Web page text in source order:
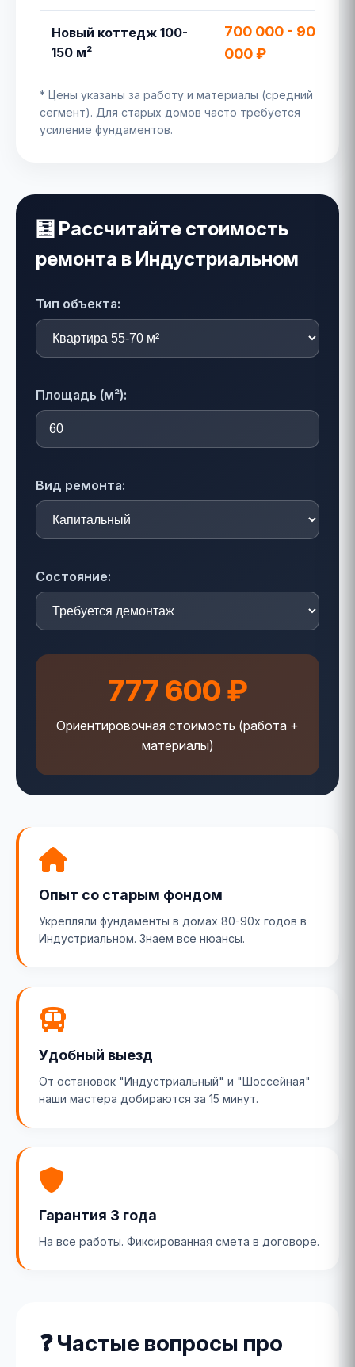
Новый коттедж 100-
150 м²
700 000 - 900
000 ₽
* Цены указаны за работу и материалы (средний
сегмент). Для старых домов часто требуется
усиление фундаментов.
🧮 Рассчитайте стоимость
ремонта в Индустриальном
Тип объекта:
Площадь (м²):
Вид ремонта:
Состояние:
777 600 ₽
Ориентировочная стоимость (работа +
материалы)
Опыт со старым фондом
Укрепляли фундаменты в домах 80-90х годов в
Индустриальном. Знаем все нюансы.
Удобный выезд
От остановок "Индустриальный" и "Шоссейная"
наши мастера добираются за 15 минут.
Гарантия 3 года
На все работы. Фиксированная смета в договоре.
❓ Частые вопросы про